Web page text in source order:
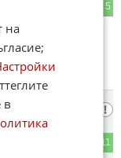
5
имал такива
11
на
в